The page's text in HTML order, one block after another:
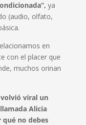
ya
(audio, olfato,
en
con el placer que
muchos orinan
viral un
Alicia
qué no debes